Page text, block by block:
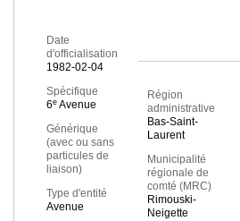
Date
d'officialisation
1982-02-04
Spécifique
6e Avenue
Générique
(avec ou sans
particules de
liaison)
Type d'entité
Avenue
Région
administrative
Bas-Saint-
Laurent
Municipalité
régionale de
comté (MRC)
Rimouski-
Neigette